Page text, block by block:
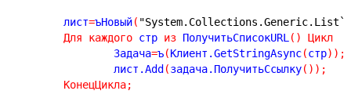
	лист
=ъНовый(
Для
каждого стр из ПолучитьСписокURL( )
Цикл
		Задача
=ъ(Клиент.GetStringAsync(стр) ) ;
		лист.Add
(задача.ПолучитьСсылку( ) ) ;
КонецЦикла;